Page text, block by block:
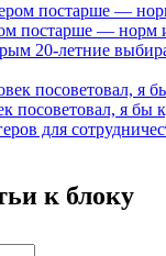
постарше — норм
20-летние
посоветовал, я бы
для
к блоку